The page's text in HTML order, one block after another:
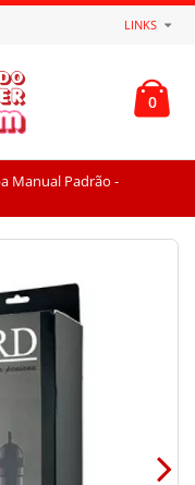
LINKS
0
Manual Padrão -